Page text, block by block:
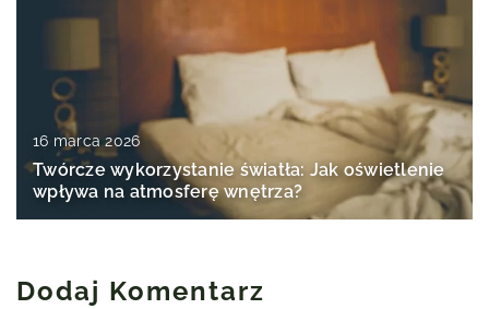
16 marca 2026
Twórcze wykorzystanie światła: Jak oświetlenie
wpływa na atmosferę wnętrza?
Dodaj Komentarz